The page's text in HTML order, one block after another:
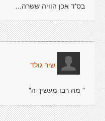
בס'ד אכן הוויה ששרה...
שיר גולד
" מה רבו מעשיך ה"